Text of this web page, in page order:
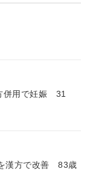
併用で妊娠 31
漢方で改善 83歳